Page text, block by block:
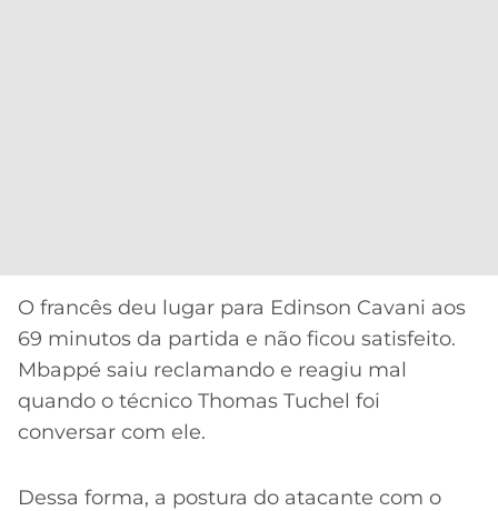
ONLINE
MELHORES
CASSINOS
ONLINE
2026
INTERNACIONAL
GRÊMIO
MG
DOS
CAMPEÕES
LALIGA
O francês deu lugar para Edinson Cavani aos
69 minutos da partida e não ficou satisfeito.
Mbappé saiu reclamando e reagiu mal
quando o técnico Thomas Tuchel foi
conversar com ele.
Dessa forma, a postura do atacante com o